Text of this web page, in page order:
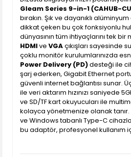
Gleam Series 9-in-1 (CAHUB-
bırakın. Şık ve dayanıklı
dikkat çeken bu çok fonksiyonlu
dünyasının tüm ihtiyaçlarını tek
HDMIve VGAçıkışları sayesinde
çoklu monitör kurulumlarınızda
Power Delivery (PD)desteği ile
şarj ederken, Gigabit Ethernet
güvenli internet bağlantısı sunar.
ile veri aktarım hızınızı saniyede
ve SD/TF kart okuyucuları ile
kolayca yönetmenize olanak tanır.
ve Windows tabanlı Type-C
bu adaptör, profesyonel kullanım